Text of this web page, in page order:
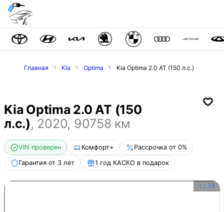
Главная Kia Optima Kia Optima 2.0 AT (150 л.с.)
Kia Optima 2.0 AT (150
л.с.), 2020, 90758 км
VIN проверен Комфорт+ Рассрочка от 0%
Гарантия от 3 лет 1 год КАСКО в подарок
1 / 14